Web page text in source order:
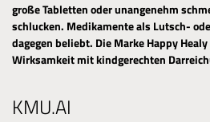
große Tabletten oder unangenehm
schlucken. Medikamente als Lutsch-
dagegen beliebt. Die Marke Happy
Wirksamkeit mit kindgerechten
KMU.AI